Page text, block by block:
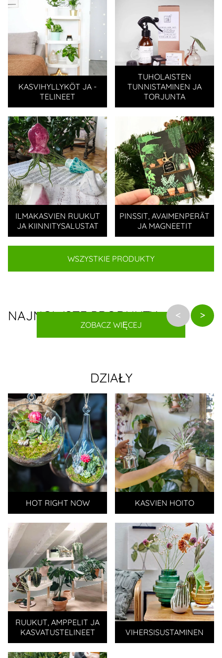
KASVIHYLLYKÖT JA -
TELINEET
TUHOLAISTEN
TUNNISTAMINEN JA
TORJUNTA
ILMAKASVIEN RUUKUT
JA KIINNITYSALUSTAT
PINSSIT, AVAIMENPERÄT
JA MAGNEETIT
WSZYSTKIE PRODUKTY
NAJNOWSZE PRODUKTY
ZOBACZ WIĘCEJ
DZIAŁY
HOT RIGHT NOW KASVIEN HOITO
RUUKUT, AMPPELIT JA
KASVATUSTELINEET
VIHERSISUSTAMINEN